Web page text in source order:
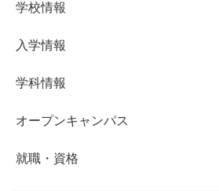
学校情報
入学情報
学科情報
オープンキャンパス
就職・資格